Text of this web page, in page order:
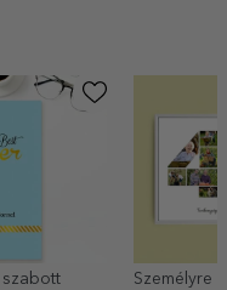
szabott
Személyre